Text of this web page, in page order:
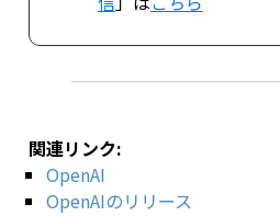
関連リンク:
OpenAI
OpenAIのリリース